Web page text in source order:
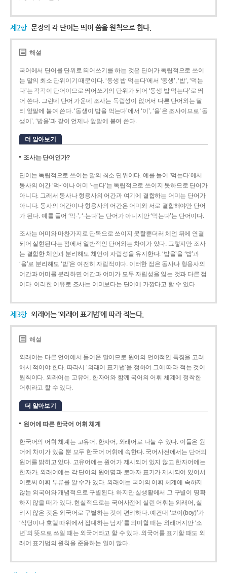
제2항 문장의 각 단어는 띄어 씀을 원칙으로 한다.
해설
국어에서 단어를 단위로 띄어쓰기를 하는 것은 단어가 독립적으로 쓰이
는 말의 최소 단위이기 때문이다. ‘동생 밥 먹는다’에서 ‘동생’, ‘밥’, ‘먹는
다’는 각각이 단어이므로 띄어쓰기의 단위가 되어 ‘동생 밥 먹는다’로 띄
어 쓴다. 그런데 단어 가운데 조사는 독립성이 없어서 다른 단어와는 달
리 앞말에 붙여 쓴다. ‘동생이 밥을 먹는다’에서 ‘이’, ‘을’은 조사이므로 ‘동
생이’, ‘밥을’과 같이 언제나 앞말에 붙여 쓴다.
더 알아보기
조사는 단어인가?
단어는 독립적으로 쓰이는 말의 최소 단위이다. 예를 들어 ‘먹는다’에서
동사의 어간 ‘먹-­’이나 어미 ‘­-는다’는 독립적으로 쓰이지 못하므로 단어가
아니다. 그래서 동사나 형용사의 어간과 여기에 결합하는 어미는 단어가
아니다. 동사의 어간이나 형용사의 어간은 어미와 서로 결합해야만 단어
가 된다. 예를 들어 ‘먹-’, ‘-는다’는 단어가 아니지만 ‘먹는다’는 단어이다.
조사는 어미와 마찬가지로 단독으로 쓰이지 못할뿐더러 체언 뒤에 연결
되어 실현된다는 점에서 일반적인 단어와는 차이가 있다. 그렇지만 조사
는 결합한 체언과 분리해도 체언이 자립성을 유지한다. ‘밥을’을 ‘밥’과
‘을’로 분리해도 ‘밥’은 여전히 자립적이다. 이러한 점은 동사나 형용사의
어간과 어미를 분리하면 어간과 어미가 모두 자립성을 잃는 것과 다른 점
이다. 이러한 이유로 조사는 어미보다는 단어에 가깝다고 할 수 있다.
제3항 외래어는 ‘외래어 표기법’에 따라 적는다.
해설
외래어는 다른 언어에서 들어온 말이므로 원어의 언어적인 특징을 고려
해서 적어야 한다. 따라서 ‘외래어 표기법’을 정하여 그에 따라 적는 것이
원칙이다. 외래어는 고유어, 한자어와 함께 국어의 어휘 체계에 정착한
어휘라고 할 수 있다.
더 알아보기
원어에 따른 한국어 어휘 체계
한국어의 어휘 체계는 고유어, 한자어, 외래어로 나눌 수 있다. 이들은 원
어에 차이가 있을 뿐 모두 한국어 어휘에 속한다. 국어사전에서는 단어의
원어를 밝히고 있다. 고유어에는 원어가 제시되어 있지 않고 한자어에는
한자가, 외래어에는 각 단어의 원어명과 로마자 표기가 제시되어 있어서
이로써 어휘 부류를 알 수가 있다. 외래어는 국어의 어휘 체계에 속하지
않는 외국어와 개념적으로 구별된다. 하지만 실생활에서 그 구별이 명확
하지 않을 때가 있다. 현실적으로는 국어사전에 실린 어휘는 외래어, 실
리지 않은 것은 외국어로 구별하는 것이 편리하다. 예컨대 ‘보이(boy)’가
‘식당이나 호텔 따위에서 접대하는 남자’를 의미할 때는 외래어지만 ‘소
년’의 뜻으로 쓰일 때는 외국어라고 할 수 있다. 외국어를 표기할 때도 외
래어 표기법의 원칙을 준용하는 일이 많다.